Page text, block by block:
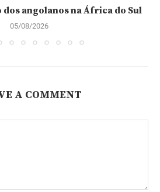
angolanos na África do Sul
05/08/2026
A COMMENT